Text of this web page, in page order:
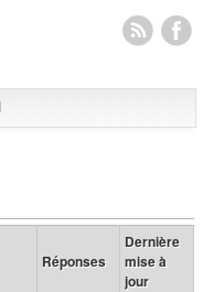
Réponses
Dernière
mise à
jour